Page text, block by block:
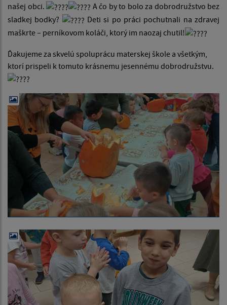
našej obci.
A čo by to bolo za dobrodružstvo bez
sladkej bodky?
Deti si po práci pochutnali na zdravej
maškrte – perníkovom koláči, ktorý im naozaj chutil!
Ďakujeme za skvelú spoluprácu materskej škole a všetkým,
ktorí prispeli k tomuto krásnemu jesennému dobrodružstvu.